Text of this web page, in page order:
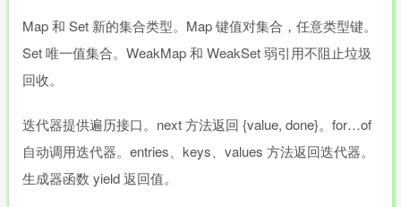
Map 和 Set 新的集合类型。Map 键值对集合，任意类型键。
Set 唯一值集合。WeakMap 和 WeakSet 弱引用不阻止垃圾
回收。
迭代器提供遍历接口。next 方法返回 {value, done}。for…of
自动调用迭代器。entries、keys、values 方法返回迭代器。
生成器函数 yield 返回值。